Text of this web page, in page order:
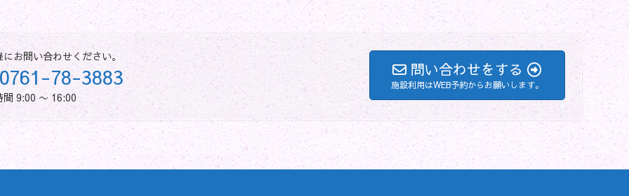
お問い合わせください。
78-3883
間 9:00 〜 16:00
問い合わせをする
施設利用はWEB予約からお願いします。